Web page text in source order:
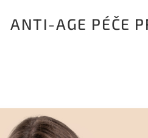
ANTI-AGE PÉČE